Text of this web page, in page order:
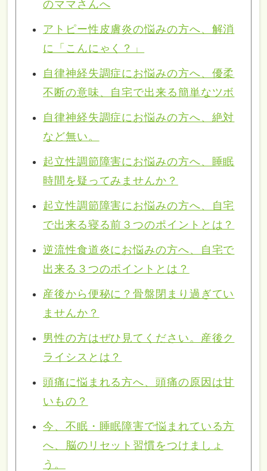
のママさんへ
アトピー性皮膚炎の悩みの方へ、解消
に「こんにゃく？」
自律神経失調症にお悩みの方へ、優柔
不断の意味、自宅で出来る簡単なツボ
自律神経失調症にお悩みの方へ、絶対
など無い。
起立性調節障害にお悩みの方へ、睡眠
時間を疑ってみませんか？
起立性調節障害にお悩みの方へ、自宅
で出来る寝る前３つのポイントとは？
逆流性食道炎にお悩みの方へ、自宅で
出来る３つのポイントとは？
産後から便秘に？骨盤閉まり過ぎてい
ませんか？
男性の方はぜひ見てください。産後ク
ライシスとは？
頭痛に悩まれる方へ、頭痛の原因は甘
いもの？
今、不眠・睡眠障害で悩まれている方
へ、脳のリセット習慣をつけましょ
う。